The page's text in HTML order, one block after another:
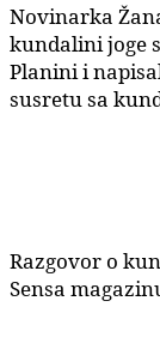
Novinarka
kundalini joge
Planini i
susretu sa
Razgovor o
Sensa